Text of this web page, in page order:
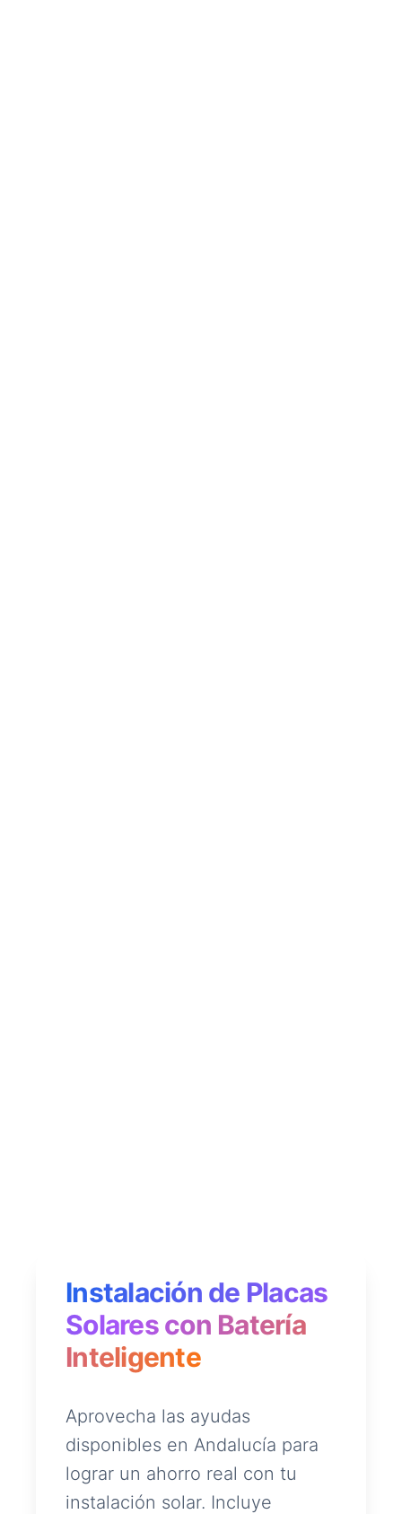
Instalación de Placas
Solares con Batería
Inteligente
Aprovecha las ayudas
disponibles en Andalucía para
lograr un ahorro real con tu
instalación solar. Incluye